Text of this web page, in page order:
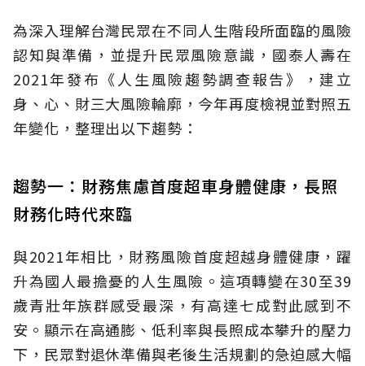
為深入理解台灣民眾在不同人生階段所面臨的風險
認知與準備，並提升民眾風險意識，國泰人壽在
2021年發布《人生風險趨勢調查報告》，建立
身、心、財三大風險輪廓，今年再度檢視並對照五
年變化，整理出以下趨勢：
趨勢一：財務焦慮首度超車身體健康，長照
財務化時代來臨
與2021年相比，財務風險首度超越身體健康，躍
升為國人最擔憂的人生風險。這項轉變在30至39
歲青壯年族群感受最深，有高達七成對此感到不
安。顯示在高通膨、低利率與長照成本攀升的壓力
下，民眾對退休準備與老後生活規劃的急迫感大幅